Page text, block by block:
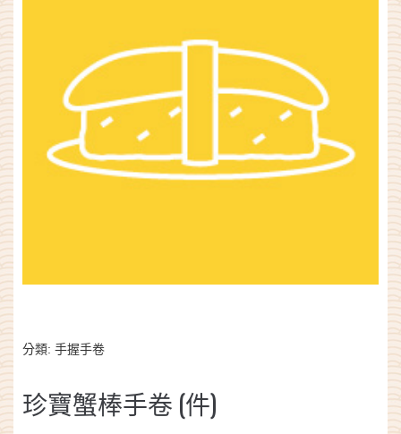
分類: 手握手卷
珍寶蟹棒手卷 (件)